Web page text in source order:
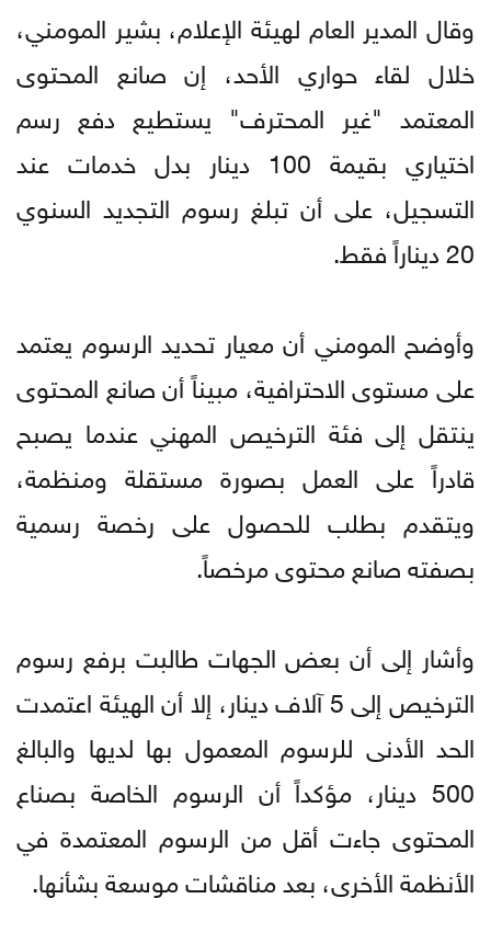
وقال المدير العام لهيئة الإعلام، بشير المومني،
خلال لقاء حواري الأحد، إن صانع المحتوى
المعتمد "غير المحترف" يستطيع دفع رسم
اختياري بقيمة 100 دينار بدل خدمات عند
التسجيل، على أن تبلغ رسوم التجديد السنوي
20 ديناراً فقط.
وأوضح المومني أن معيار تحديد الرسوم يعتمد
على مستوى الاحترافية، مبيناً أن صانع المحتوى
ينتقل إلى فئة الترخيص المهني عندما يصبح
قادراً على العمل بصورة مستقلة ومنظمة،
ويتقدم بطلب للحصول على رخصة رسمية
بصفته صانع محتوى مرخصاً.
وأشار إلى أن بعض الجهات طالبت برفع رسوم
الترخيص إلى 5 آلاف دينار، إلا أن الهيئة اعتمدت
الحد الأدنى للرسوم المعمول بها لديها والبالغ
500 دينار، مؤكداً أن الرسوم الخاصة بصناع
المحتوى جاءت أقل من الرسوم المعتمدة في
الأنظمة الأخرى، بعد مناقشات موسعة بشأنها.